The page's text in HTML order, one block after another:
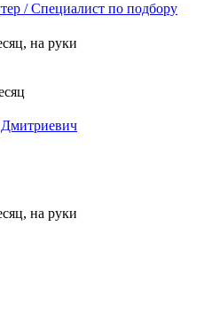
/ Специалист по подбору
на руки
на руки